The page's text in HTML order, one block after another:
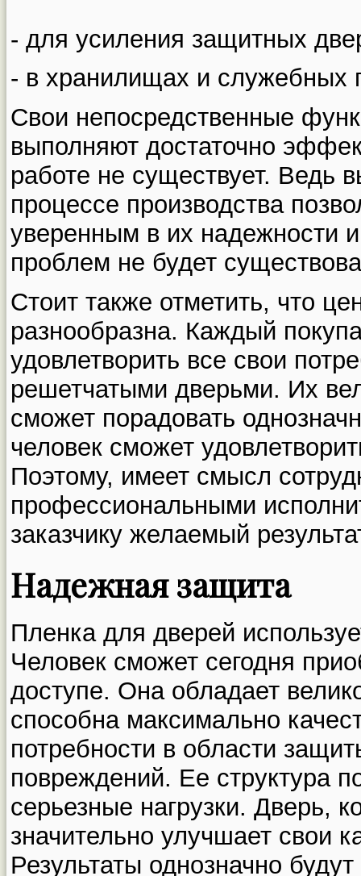
- для усиления защитных
- в хранилищах и служебных
Свои непосредственные
выполняют достаточно
работе не существует. Ведь
процессе производства
уверенным в их надежности
проблем не будет
Стоит также отметить, что
разнообразна. Каждый
удовлетворить все свои
решетчатыми дверьми. Их
сможет порадовать
человек сможет
Поэтому, имеет смысл
профессиональными
заказчику желаемый
Надежная защита
Пленка для дверей
Человек сможет сегодня
доступе. Она обладает
способна максимально
потребности в области
повреждений. Ее структура
серьезные нагрузки. Дверь,
значительно улучшает свои
Результаты однозначно